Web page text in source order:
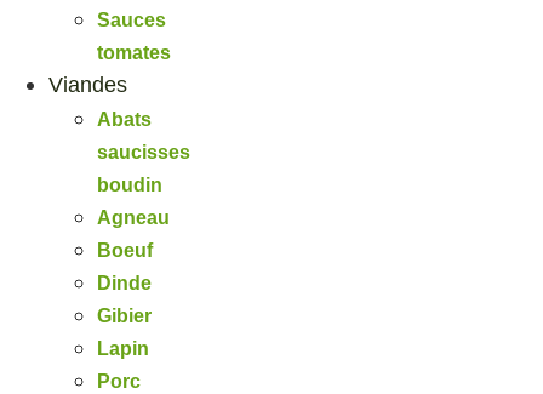
Sauces
tomates
Viandes
Abats
saucisses
boudin
Agneau
Boeuf
Dinde
Gibier
Lapin
Porc